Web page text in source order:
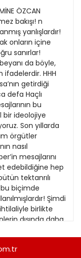
ÖZCAN
bakışı! n
yanlışlardır!
onların içine
sanırlar!
da böyle,
ifadelerdir. HHH
getirdiği
defa Haçlı
bu
bir ideolojiye
Son yıllarda
örgütler
nasıl
mesajlarını
edebildiğine hep
tektanrılı
biçimde
Şimdi
birlikte
dışında daha
bırakarak
İnsanlar da